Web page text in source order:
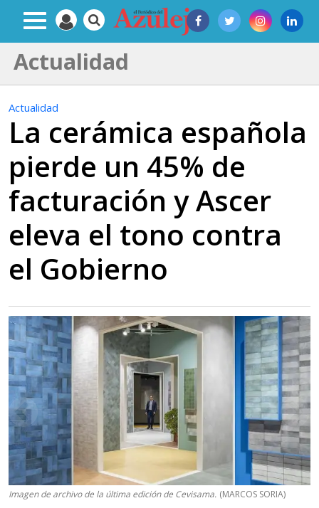
Actualidad
Actualidad
La cerámica española
pierde un 45% de
facturación y Ascer
eleva el tono contra
el Gobierno
Imagen de archivo de la última edición de Cevisama. (MARCOS SORIA)